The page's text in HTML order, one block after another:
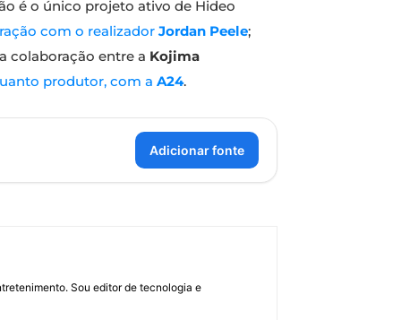
é o único projeto ativo de Hideo
com o realizador Jordan Peele;
colaboração entre a Kojima
produtor, com a A24.
Adicionar fonte
Sou editor de tecnologia e